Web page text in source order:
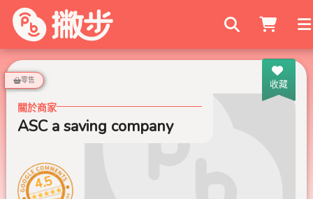
搜尋商家
收藏
零售
關於商家
ASC a saving company
4.5